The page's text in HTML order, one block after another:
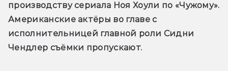
производству сериала Ноя Хоули по «Чужому».
Американские актёры во главе с
исполнительницей главной роли Сидни
Чендлер съёмки пропускают.